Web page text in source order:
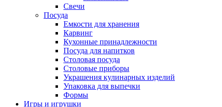
Свечи
Посуда
Емкости для хранения
Карвинг
Кухонные принадлежности
Посуда для напитков
Столовая посуда
Столовые приборы
Украшения кулинарных изделий
Упаковка для выпечки
Формы
Игры и игрушки